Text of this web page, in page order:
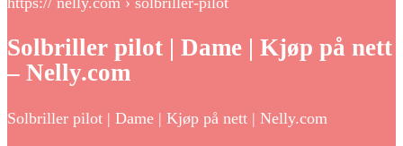
Solbriller pilot | Dame | Kjøp på nett
– Nelly.com
Solbriller pilot | Dame | Kjøp på nett | Nelly.com